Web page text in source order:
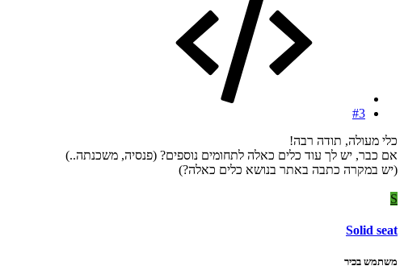
#3
כלי מעולה, תודה רבה!
אם כבר, יש לך עוד כלים כאלה לתחומים נוספים? (פנסיה, משכנתה..)
(יש במקרה כתבה באתר בנושא כלים כאלה?)
S
Solid seat
משתמש בכיר